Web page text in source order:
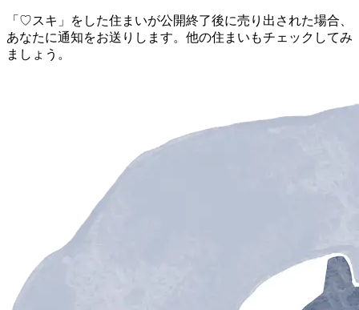
「♡スキ」をした住まいが公開終了後に売り出された場合、
あなたに通知をお送りします。他の住まいもチェックしてみ
ましょう。